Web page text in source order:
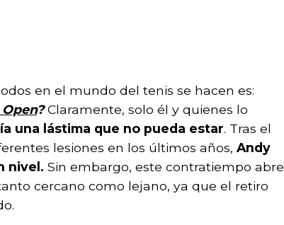
en el mundo del tenis se hacen es:
Open?Claramente, solo él y quienes lo
una lástima que no pueda estar. Tras el
lesiones en los últimos años, Andy
nivel. Sin embargo, este contratiempo abre
cercano como lejano, ya que el retiro